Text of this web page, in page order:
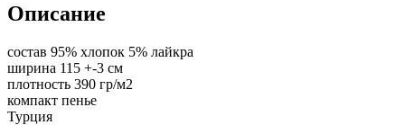
Описание
состав 95% хлопок 5% лайкра
ширина 115 +-3 см
плотность 390 гр/м2
компакт пенье
Турция